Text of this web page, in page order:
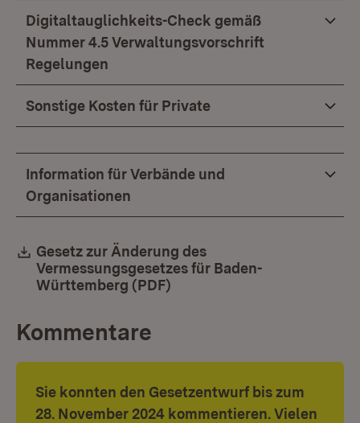
Digitaltauglichkeits-Check gemäß
Nummer 4.5 Verwaltungsvorschrift
Regelungen
Sonstige Kosten für Private
Information für Verbände und
Organisationen
Download:
Gesetz zur Änderung des
Vermessungsgesetzes für Baden-
Württemberg (PDF)
Kommentare
Sie konnten den Gesetzentwurf bis zum
28. November 2024 kommentieren. Vielen